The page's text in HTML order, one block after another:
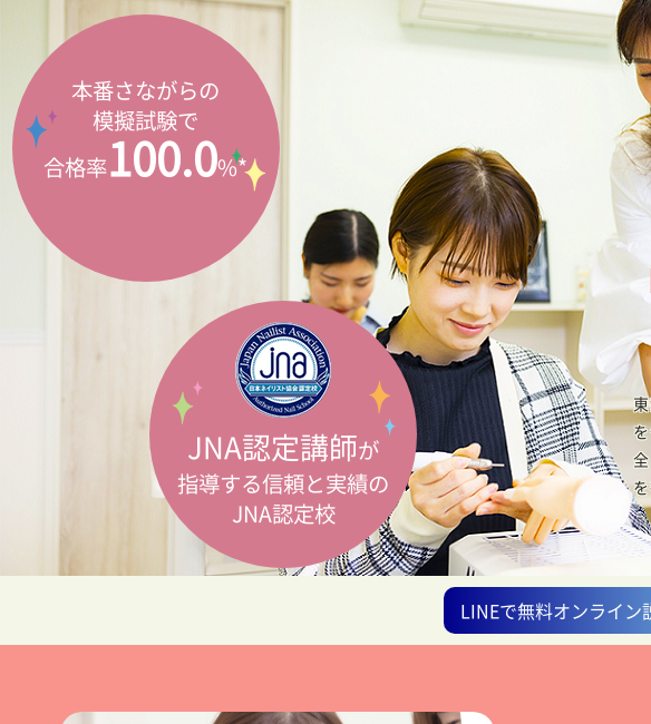
本番さながらの
模擬試験で
合格率100.0%*
JNA認定講師が
指導する信頼と実績の
JNA認定校
LINEで無料オンライン